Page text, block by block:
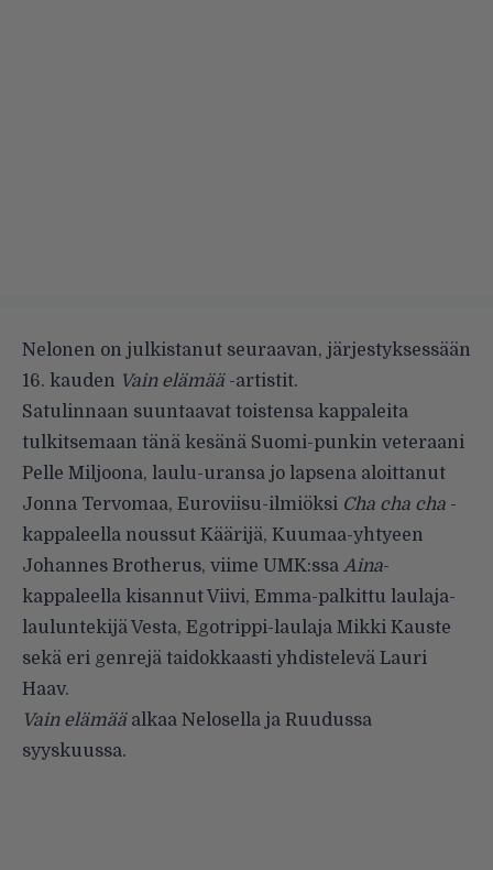
Nelonen on julkistanut seuraavan, järjestyksessään
16. kauden Vain elämää-artistit.
Satulinnaan suuntaavat toistensa kappaleita
tulkitsemaan tänä kesänä Suomi-punkin veteraani
Pelle Miljoona, laulu-uransa jo lapsena aloittanut
Jonna Tervomaa, Euroviisu-ilmiöksi Cha cha cha -
kappaleella noussut Käärijä, Kuumaa-yhtyeen
Johannes Brotherus, viime UMK:ssa Aina-
kappaleella kisannut Viivi, Emma-palkittu laulaja-
lauluntekijä Vesta, Egotrippi-laulaja Mikki Kauste
sekä eri genrejä taidokkaasti yhdistelevä Lauri
Haav.
Vain elämääalkaa Nelosella ja Ruudussa
syyskuussa.